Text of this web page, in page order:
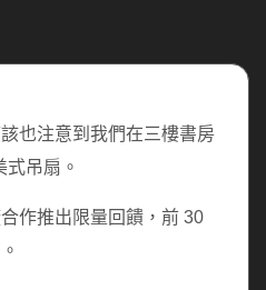
也注意到我們在三樓書房
吊扇。
作推出限量回饋，前 30